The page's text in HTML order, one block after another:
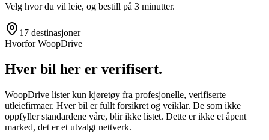
Velg hvor du vil leie, og bestill på 3 minutter.
17 destinasjoner
Hvorfor WoopDrive
Hver bil her er verifisert.
WoopDrive lister kun kjøretøy fra profesjonelle, verifiserte
utleiefirmaer. Hver bil er fullt forsikret og veiklar. De som ikke
oppfyller standardene våre, blir ikke listet. Dette er ikke et åpent
marked, det er et utvalgt nettverk.